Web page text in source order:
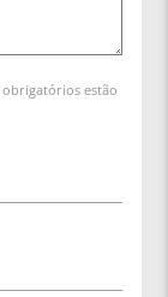
obrigatórios estão